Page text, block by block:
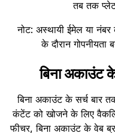
तब तक
नोट: अस्थायी ईमेल या नंबर
के दौरान
बिना अकाउंट
बिना अकाउंट के सर्च बार
कंटेंट को खोजने के लिए
फीचर, बिना अकाउंट के वेब